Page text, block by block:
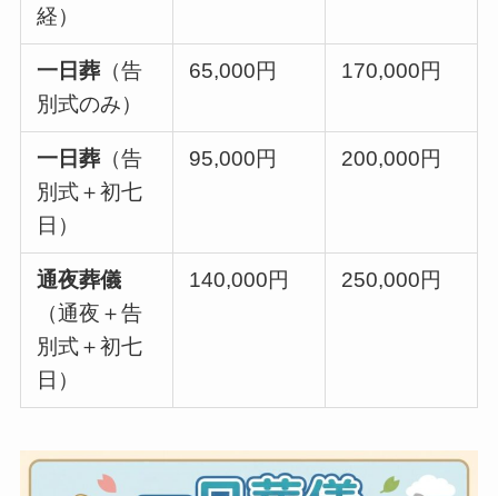
経）
一日葬 （告
別式のみ）
65,000円 170,000円
一日葬 （告
別式＋初七
日）
95,000円 200,000円
通夜葬儀
（通夜＋告
別式＋初七
日）
140,000円 250,000円